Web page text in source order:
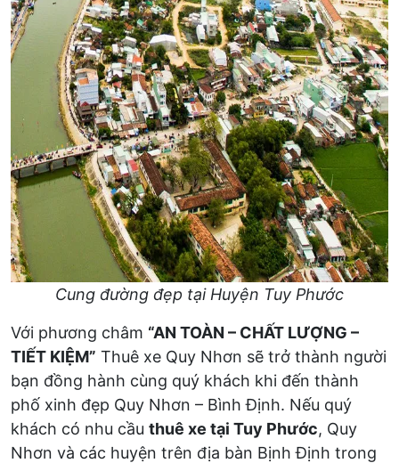
Cung đường đẹp tại Huyện Tuy Phước
Với phương châm “AN TOÀN – CHẤT LƯỢNG –
TIẾT KIỆM” Thuê xe Quy Nhơn sẽ trở thành người
bạn đồng hành cùng quý khách khi đến thành
phố xinh đẹp Quy Nhơn – Bình Định. Nếu quý
khách có nhu cầu thuê xe tại Tuy Phước, Quy
Nhơn và các huyện trên địa bàn Bịnh Định trong